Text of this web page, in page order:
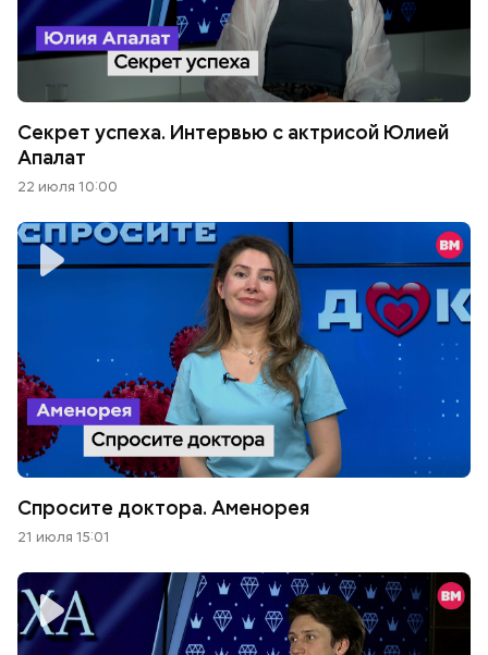
Секрет успеха. Интервью с актрисой Юлией
Апалат
22 июля 10:00
Спросите доктора. Аменорея
21 июля 15:01